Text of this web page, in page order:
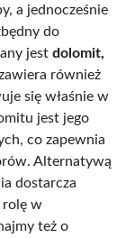
a jednocześnie
do
jest dolomit,
również
się właśnie w
jest jego
co zapewnia
Alternatywą
dostarcza
rolę w
też o